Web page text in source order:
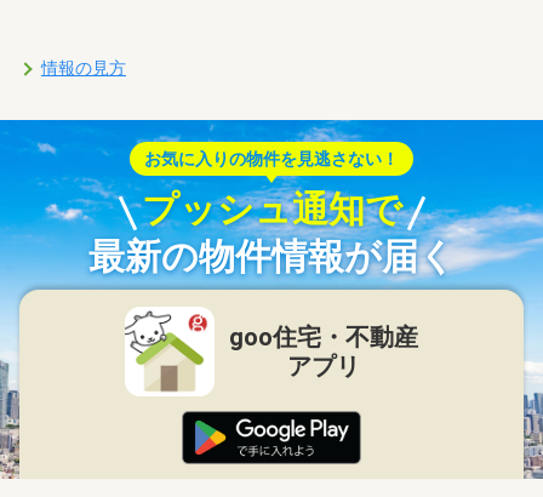
情報の見方
お気に入りの物件を見逃さない！
プッシュ通知で
最新の物件情報が届く
goo住宅・不動産
アプリ